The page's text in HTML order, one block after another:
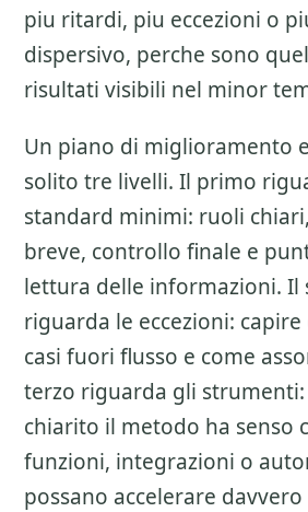
piu ritardi, piu eccezioni o
dispersivo, perche sono
risultati visibili nel minor
Un piano di miglioramento
solito tre livelli. Il primo
standard minimi: ruoli
breve, controllo finale e
lettura delle informazioni. Il
riguarda le eccezioni:
casi fuori flusso e come
terzo riguarda gli
chiarito il metodo ha senso
funzioni, integrazioni o
possano accelerare